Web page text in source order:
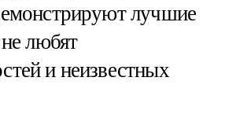
лучшие
любят
и неизвестных